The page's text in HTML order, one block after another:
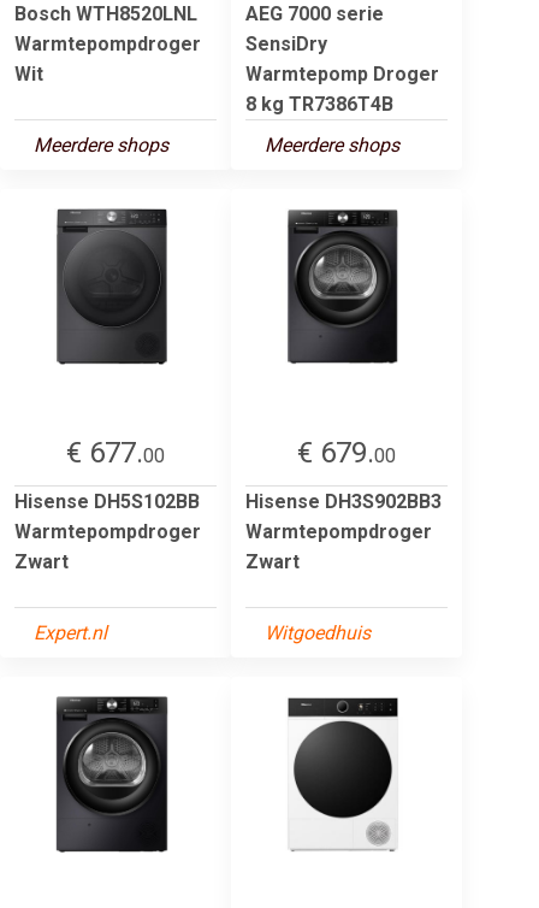
Bosch WTH8520LNL
Warmtepompdroger
Wit
Meerdere shops
AEG 7000 serie
SensiDry
Warmtepomp Droger
8 kg TR7386T4B
Meerdere shops
€ 677.00
Hisense DH5S102BB
Warmtepompdroger
Zwart
Expert.nl
€ 679.00
Hisense DH3S902BB3
Warmtepompdroger
Zwart
Witgoedhuis